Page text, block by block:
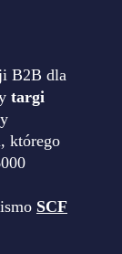
B2B dla
targi
którego
SCF